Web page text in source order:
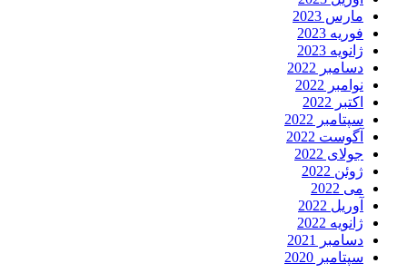
مارس 2023
فوریه 2023
ژانویه 2023
دسامبر 2022
نوامبر 2022
اکتبر 2022
سپتامبر 2022
آگوست 2022
جولای 2022
ژوئن 2022
می 2022
آوریل 2022
ژانویه 2022
دسامبر 2021
سپتامبر 2020